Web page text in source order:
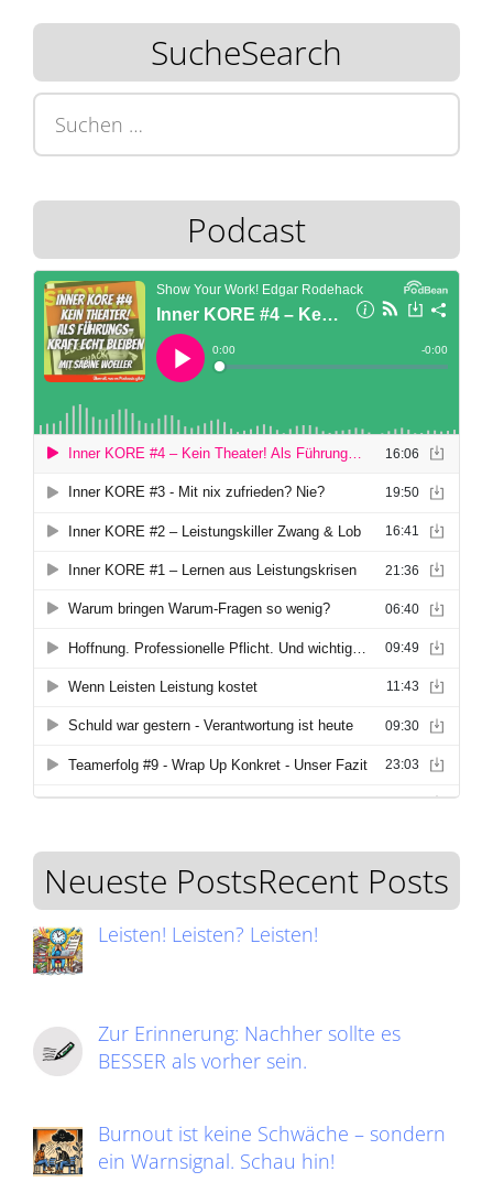
SucheSearch
nach:
Podcast
Neueste PostsRecent Posts
Leisten! Leisten? Leisten!
Zur Erinnerung: Nachher sollte es
BESSER als vorher sein.
Burnout ist keine Schwäche – sondern
ein Warnsignal. Schau hin!